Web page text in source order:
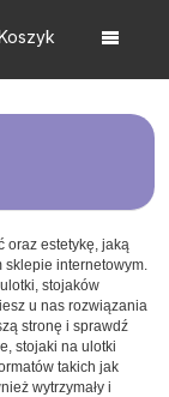
oraz estetykę, jaką
internetowym.
stojaków
u nas rozwiązania
stronę i sprawdź
stojaki na ulotki
takich jak
wytrzymały i